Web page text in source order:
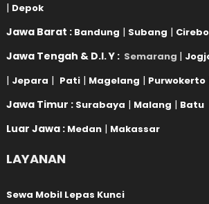
| Depok
Jawa Barat : Bandung | Subang |
Jawa Tengah & D.I. Y : Semarang |
| Jepara | Pati | Magelang | Purwokerto
Jawa Timur : Surabaya | Malang | Batu
Luar Jawa : Medan | Makassar
LAYANAN
Sewa Mobil Lepas Kunci